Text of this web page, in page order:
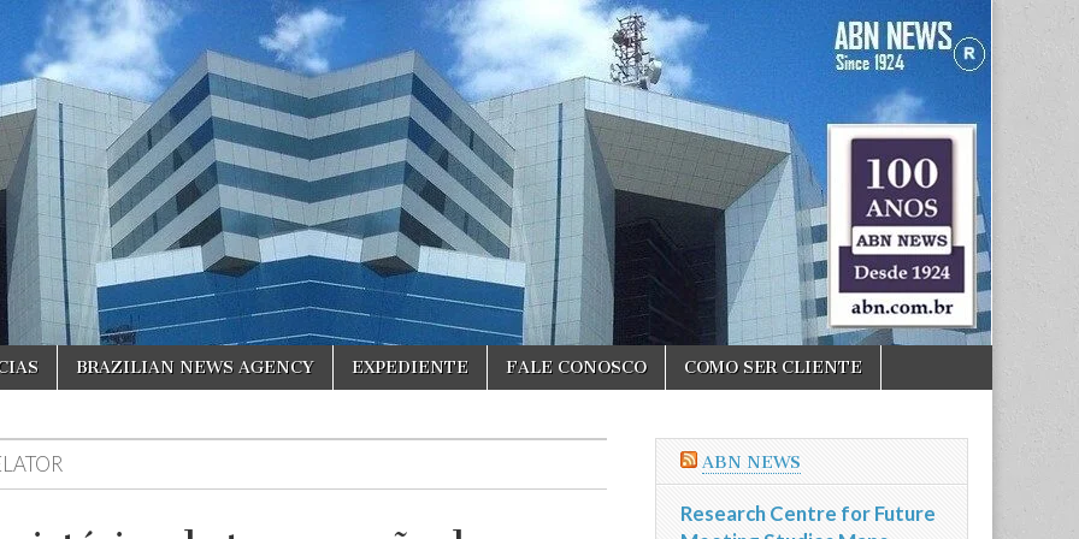
BRAZILIAN NEWS AGENCY EXPEDIENTE FALE CONOSCO COMO SER CLIENTE
ABN NEWS
Research Centre for Future